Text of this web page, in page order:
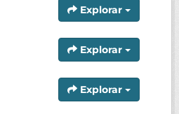
Explorar
Explorar
Explorar